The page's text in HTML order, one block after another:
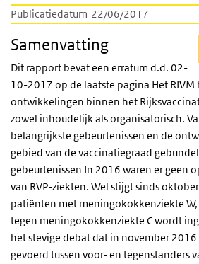
Publicatiedatum 22/06/2017
Samenvatting
Dit rapport bevat een erratum d.d. 02-
10-2017 op de laatste pagina Het
ontwikkelingen binnen het
zowel inhoudelijk als organisatorisch.
belangrijkste gebeurtenissen en de
gebied van de vaccinatiegraad
gebeurtenissen In 2016 waren er geen
van RVP-ziekten. Wel stijgt sinds
patiënten met meningokokkenziekte
tegen meningokokkenziekte C wordt
het stevige debat dat in november
gevoerd tussen voor- en tegenstanders